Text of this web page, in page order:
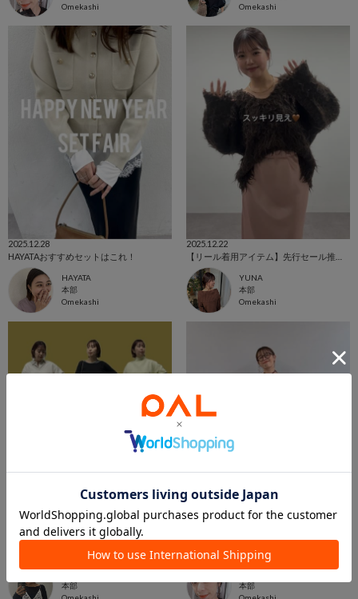
Omekashi
Omekashi
2025.12.28
HAYATAおすすめセットはこれ！
HAYATA
本部
Omekashi
2025.12.22
YUNA
本部
Omekashi
2025.12.20
【おすすめアイテムまとめ】先行セールスタートしました！
本部
2025.12.19
今期気痩せNo.１アイテム！！
本部